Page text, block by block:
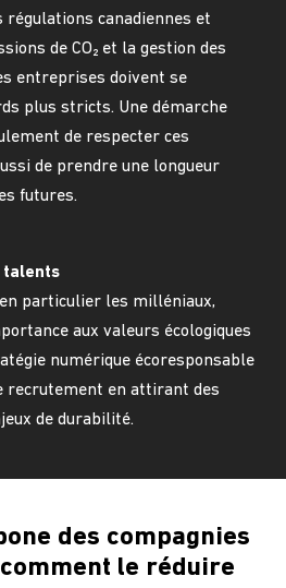
régulations canadiennes et
de CO₂ et la gestion des
entreprises doivent se
plus stricts. Une démarche
de respecter ces
de prendre une longueur
futures.
talents
particulier les milléniaux,
aux valeurs écologiques
numérique écoresponsable
recrutement en attirant des
de durabilité.
des compagnies
le réduire